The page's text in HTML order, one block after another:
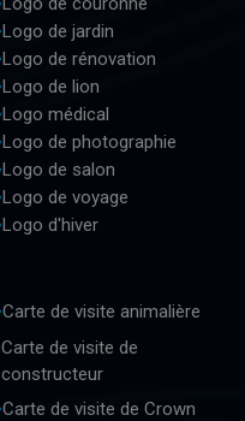
Logo de jardin
Logo de rénovation
Logo de lion
Logo médical
Logo de photographie
Logo de salon
Logo de voyage
Logo d'hiver
Carte de visite animalière
Carte de visite de
constructeur
Carte de visite de Crown